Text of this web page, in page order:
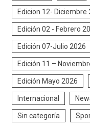
Edicion 12- Diciembre
Edición 02 - Febrero
Edición 07-Julio 2026
Edición 11 –
Edición Mayo 2026
Internacional
Sin categoría